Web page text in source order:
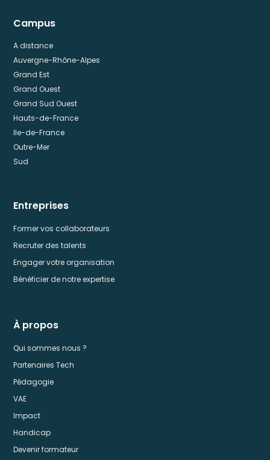
Campus
A distance
Auvergne-Rhône-Alpes
Grand Est
Grand Ouest
Grand Sud Ouest
Hauts-de-France
Ile-de-France
Outre-Mer
Sud
Entreprises
Former vos collaborateurs
Recruter des talents
Engager votre organisation
Bénéficier de notre expertise
À propos
Qui sommes nous ?
Partenaires Tech
Pédagogie
VAE
Impact
Handicap
Devenir formateur